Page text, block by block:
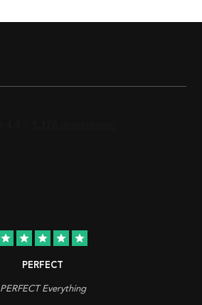
star star star star star
PERFECT
PERFECT Everything